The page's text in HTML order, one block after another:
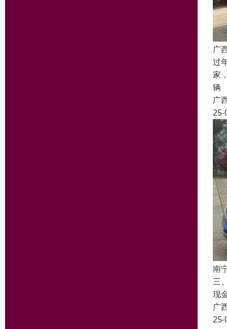
广
过
家
辆
广
25-
南
三
现
广
25-